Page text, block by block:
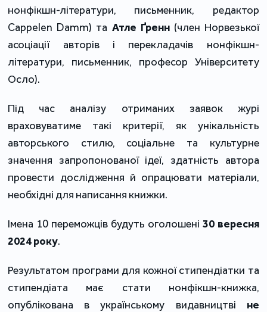
нонфікшн-літератури, письменник, редактор
Cappelen Damm) та Атле Ґренн(член Норвезької
асоціації авторів і перекладачів нонфікшн-
літератури, письменник, професор Університету
Осло).
Під час аналізу отриманих заявок журі
враховуватиме такі критерії, як унікальність
авторського стилю, соціальне та культурне
значення запропонованої ідеї, здатність автора
провести дослідження й опрацювати матеріали,
необхідні для написання книжки.
Імена 10 переможців будуть оголошені 30 вересня
2024 року.
Результатом програми для кожної стипендіатки та
стипендіата має стати нонфікшн-книжка,
опублікована в українському видавництві не